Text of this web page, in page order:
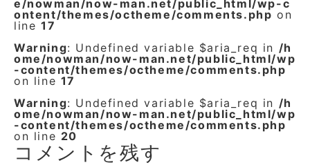
e/nowman/now-man.net/public_html/wp-c
ontent/themes/octheme/comments.php on
line 17
Warning: Undefined variable $aria_req in /h
ome/nowman/now-man.net/public_html/wp
-content/themes/octheme/comments.php
on line 17
Warning: Undefined variable $aria_req in /h
ome/nowman/now-man.net/public_html/wp
-content/themes/octheme/comments.php
on line 20
コメントを残す